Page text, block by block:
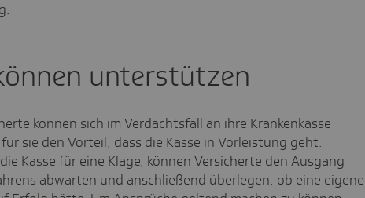
unterstützen
können sich im Verdachtsfall an ihre Krankenkasse
sie den Vorteil, dass die Kasse in Vorleistung geht.
Kasse für eine Klage, können Versicherte den Ausgang
abwarten und anschließend überlegen, ob eine eigene